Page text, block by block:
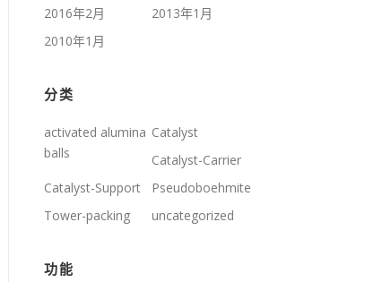
2016年2月
2013年1月
2010年1月
分类
activated alumina
balls
Catalyst
Catalyst-Carrier
Catalyst-Support
Pseudoboehmite
Tower-packing
uncategorized
功能